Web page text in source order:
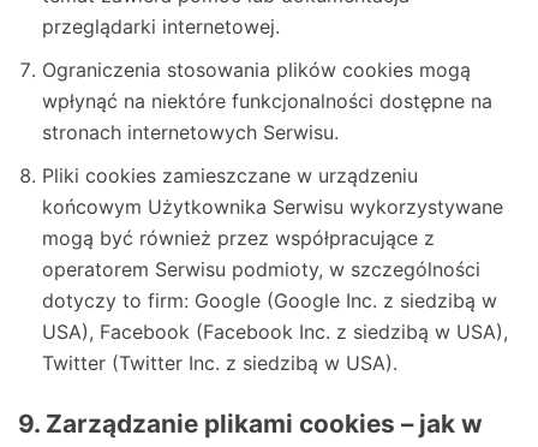
przeglądarki internetowej.
Ograniczenia stosowania plików cookies mogą
wpłynąć na niektóre funkcjonalności dostępne na
stronach internetowych Serwisu.
Pliki cookies zamieszczane w urządzeniu
końcowym Użytkownika Serwisu wykorzystywane
mogą być również przez współpracujące z
operatorem Serwisu podmioty, w szczególności
dotyczy to firm: Google (Google Inc. z siedzibą w
USA), Facebook (Facebook Inc. z siedzibą w USA),
Twitter (Twitter Inc. z siedzibą w USA).
9. Zarządzanie plikami cookies – jak w